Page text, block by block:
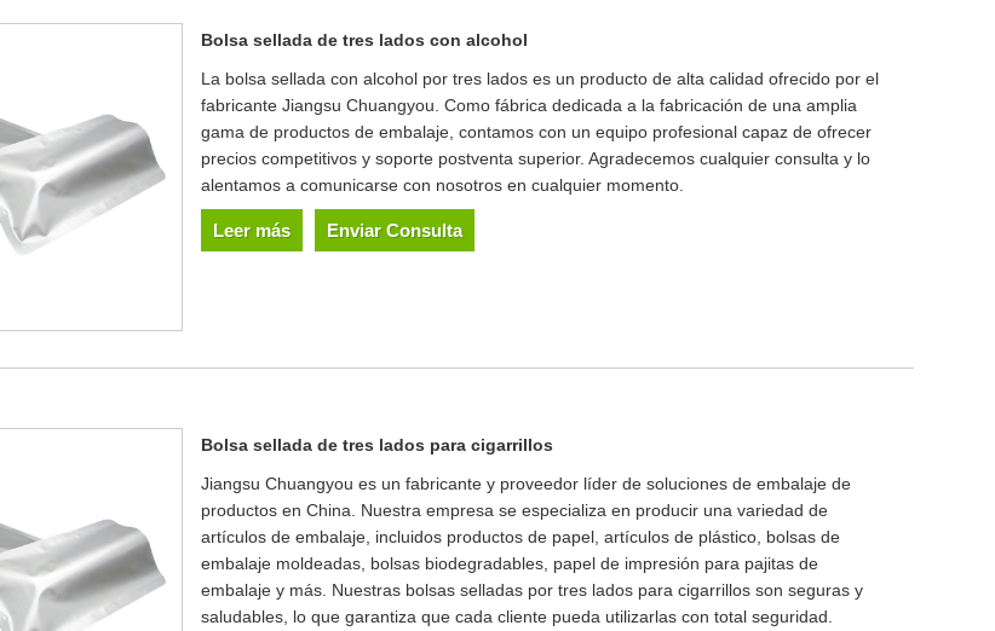
Bolsa sellada de tres lados con alcohol
La bolsa sellada con alcohol por tres lados es un producto de alta calidad ofrecido por el
fabricante Jiangsu Chuangyou. Como fábrica dedicada a la fabricación de una amplia
gama de productos de embalaje, contamos con un equipo profesional capaz de ofrecer
precios competitivos y soporte postventa superior. Agradecemos cualquier consulta y lo
alentamos a comunicarse con nosotros en cualquier momento.
Leer más Enviar Consulta
Bolsa sellada de tres lados para cigarrillos
Jiangsu Chuangyou es un fabricante y proveedor líder de soluciones de embalaje de
productos en China. Nuestra empresa se especializa en producir una variedad de
artículos de embalaje, incluidos productos de papel, artículos de plástico, bolsas de
embalaje moldeadas, bolsas biodegradables, papel de impresión para pajitas de
embalaje y más. Nuestras bolsas selladas por tres lados para cigarrillos son seguras y
saludables, lo que garantiza que cada cliente pueda utilizarlas con total seguridad.